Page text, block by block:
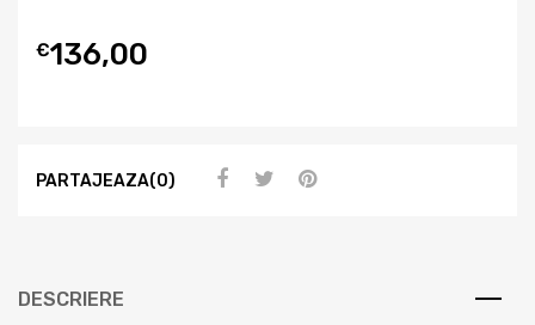
€136,00
PARTAJEAZA(0)
DESCRIERE